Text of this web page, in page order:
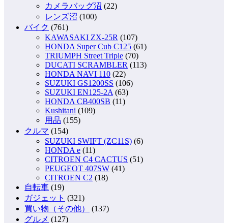
カメラバッグ沼 (22)
レンズ沼 (100)
バイク (761)
KAWASAKI ZX-25R (107)
HONDA Super Cub C125 (61)
TRIUMPH Street Triple (70)
DUCATI SCRAMBLER (113)
HONDA NAVI 110 (22)
SUZUKI GS1200SS (106)
SUZUKI EN125-2A (63)
HONDA CB400SB (11)
Kushitani (109)
用品 (155)
クルマ (154)
SUZUKI SWIFT (ZC11S) (6)
HONDA e (11)
CITROEN C4 CACTUS (51)
PEUGEOT 407SW (41)
CITROEN C2 (18)
自転車 (19)
ガジェット (321)
買い物（その他）
(137)
グルメ (127)